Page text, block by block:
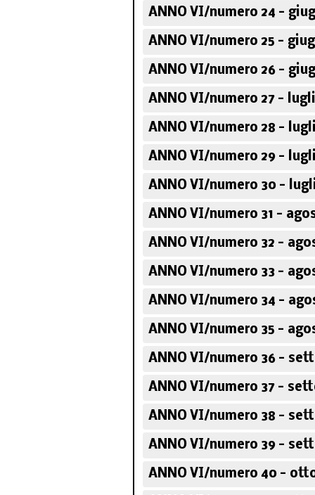
ANNO VI/numero 24 -
ANNO VI/numero 25 -
ANNO VI/numero 26 -
ANNO VI/numero 27 -
ANNO VI/numero 28 -
ANNO VI/numero 29 -
ANNO VI/numero 30 -
ANNO VI/numero 31 -
ANNO VI/numero 32 -
ANNO VI/numero 33 -
ANNO VI/numero 34 -
ANNO VI/numero 35 -
ANNO VI/numero 36 -
ANNO VI/numero 37 -
ANNO VI/numero 38 -
ANNO VI/numero 39 -
ANNO VI/numero 40 -